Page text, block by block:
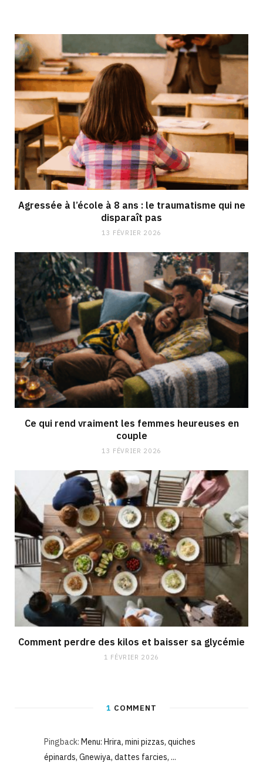
Agressée à l’école à 8 ans : le traumatisme qui ne
disparaît pas
13 FÉVRIER 2026
Ce qui rend vraiment les femmes heureuses en
couple
13 FÉVRIER 2026
Comment perdre des kilos et baisser sa glycémie
1 FÉVRIER 2026
1 COMMENT
Pingback: Menu: Hrira, mini pizzas, quiches
épinards, Gnewiya, dattes farcies, ...